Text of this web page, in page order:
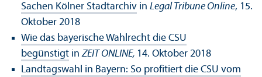
Sachen Kölner Stadtarchiv in Legal Tribune Online, 15.
Oktober 2018
Wie das bayerische Wahlrecht die CSU
begünstigt inZEIT ONLINE, 14. Oktober 2018
Landtagswahl in Bayern: So profitiert die CSU vom